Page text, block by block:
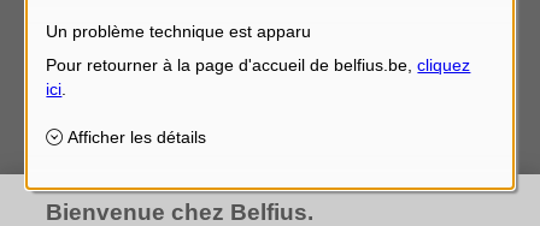
Bienvenue chez Belfius.
Un problème technique est apparu